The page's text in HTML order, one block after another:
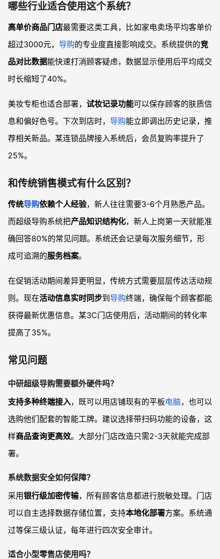
哪些行业适合使用这个系统？
高单价商品门店最需要这类工具，比如家电卖场平均客单价
超过3000元， 导购的专业度直接影响成交。系统提供的竞
品对比数据能快速打消顾客疑虑，数据显示使用后平均成交
时长缩短了40%。
美妆专柜也适合部署， 试妆记录功能可以保存顾客的肤质信
息和偏好色号。下次到店时， 导购能立即调出历史记录，推
荐相关新品。某连锁品牌接入系统后，会员复购率提升了
25%。
和传统销售模式有什么区别？
传统导购依赖个人经验，新人往往需要3-6个月熟悉产品。
而超级导购系统把产品知识结构化，新人上岗第一天就能准
确回答80%的常见问题。系统还会记录每次服务细节，形
成可追溯的服务档案。
在促销活动期间差异更明显，传统方式需要层层传达活动规
则。现在活动信息实时同步到 导购终端，确保每个顾客都能
获得最新优惠信息。某3C门店使用后，活动期间的转化率
提高了35%。
常见问题
中研超级导购需要额外硬件吗？
支持多种终端接入，既可以用店铺现有的平板电脑，也可以
选购他们配套的智能工牌。建议选择带扫码功能的设备，这
样商品查询更高效。大部分门店改造只需2-3天就能完成部
署。
系统数据安全如何保障？
采用银行级加密传输，所有顾客信息都进行脱敏处理。门店
可以自主选择数据存储位置，支持本地化部署方案。系统通
过等保三级认证，每年进行四次安全审计。
适合小型零售店使用吗？